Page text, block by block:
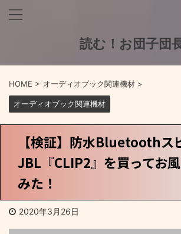
読む！お団子団
HOME > オーディオブック関連機材 >
オーディオブック関連機材
【検証】防水Bluetoothス
JBL『CLIP2』を買ってお
みた！
2020年3月26日